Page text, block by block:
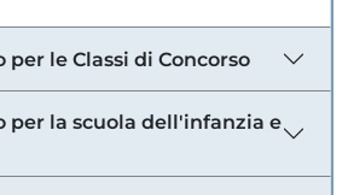
per le Classi di Concorso
per la scuola dell'infanzia e